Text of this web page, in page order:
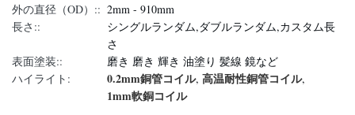
外の直径（OD）:: 2mm - 910mm
長さ::
シングルランダム,ダブルランダム,カスタム長
さ
表面塗装::
磨き 磨き 輝き 油塗り 髪線 鏡など
ハイライト:
0.2mm銅管コイル, 高温耐性銅管コイル,
1mm軟銅コイル